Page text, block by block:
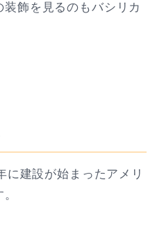
飾を見るのもバシリカ
に建設が始まったアメリ